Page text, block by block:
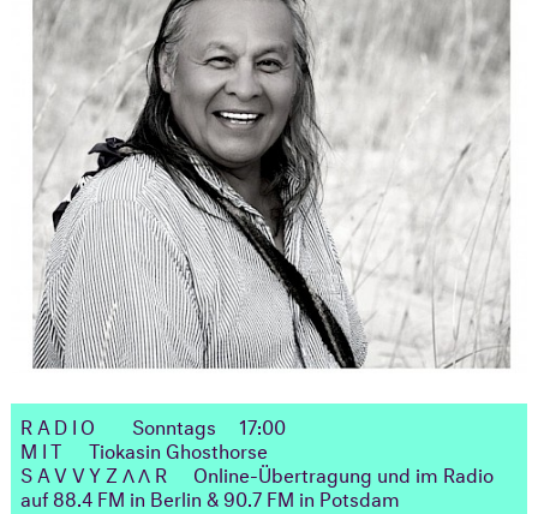
RADIO Sonntags
17:00
MIT
Tiokasin Ghosthorse
SAVVYZΛΛR
Online-Übertragung und im Radio
auf 88.4 FM in Berlin & 90.7 FM in Potsdam